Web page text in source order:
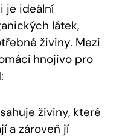
je ideální
látek,
živiny. Mezi
hnojivo pro
živiny, které
a zároveň jí